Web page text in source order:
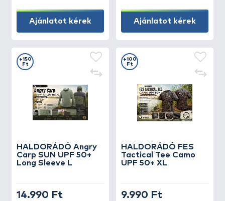
Ajánlatot kérek Ajánlatot kérek
HALDORÁDÓ Angry
Carp SUN UPF 50+
Long Sleeve L
+150
Ft
14.990 Ft
HALDORÁDÓ FES
Tactical Tee Camo
UPF 50+ XL
+100
Ft
9.990 Ft